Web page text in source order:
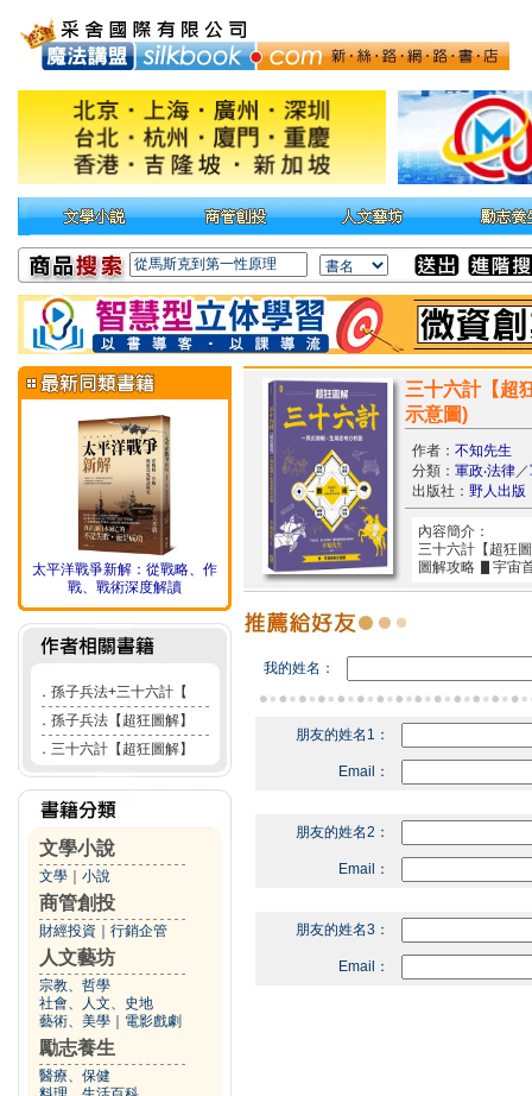
太平洋戰爭新解：從戰略、作
戰、戰術深度解讀
． 孫子兵法+三十六計【
． 孫子兵法【超狂圖解】
． 三十六計【超狂圖解】
文學小說
文學 小說
商管創投
財經投資 行銷企管
人文藝坊
宗教、哲學
社會、人文、史地
藝術、美學
電影戲劇
勵志養生
醫療、保健
三十六計【超
示意圖)
作者： 不知先生
分類： 軍政‧法律／
出版社： 野人出版
內容簡介：
三十六計【超狂
圖解攻略 ▋宇宙
我的姓名：
朋友的姓名1：
Email：
朋友的姓名2：
Email：
朋友的姓名3：
Email：